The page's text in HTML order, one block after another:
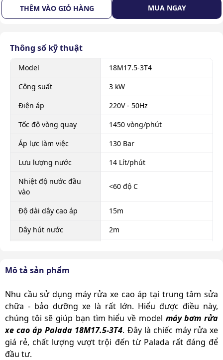
THÊM VÀO GIỎ HÀNG MUA NGAY
Mô tả sản phẩm
Nhu cầu sử dụng máy rửa xe cao áp tại trung tâm sửa
chữa - bảo dưỡng xe là rất lớn. Hiểu được điều này,
chúng tôi sẽ giúp bạn tìm hiểu về model máy bơm rửa
xe cao áp Palada 18M17.5-3T4. Đây là chiếc máy rửa xe
giá rẻ, chất lượng vượt trội đến từ Palada rất đáng để
đầu tư.
Thông số kỹ thuật
Model
18M17.5-3T4
Công suất
3 kW
Điện áp
220V - 50Hz
Tốc độ vòng quay
1450 vòng/phút
Áp lực làm việc
130 Bar
Lưu lượng nước
14 Lít/phút
Nhiệt độ nước đầu
vào
<60 độ C
Độ dài dây cao áp
15m
Dây hút nước
2m
Tự động ngắt
Kích thước sản phẩm
720 x 540 x 610mm
Trọng lượng sản
phẩm
59 Kg
Xuất xứ Chính hãng